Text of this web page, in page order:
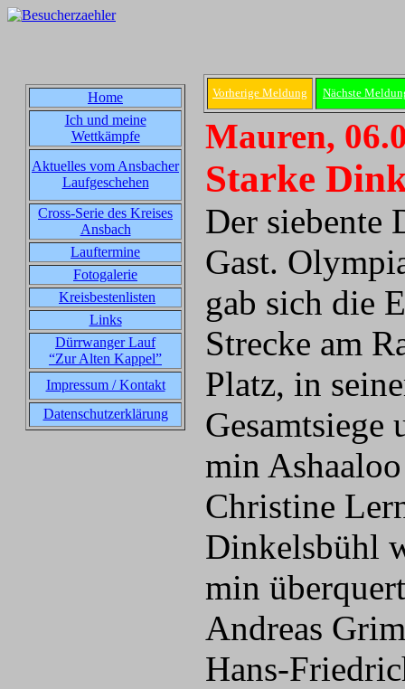
Home
Ich und meine
Wettkämpfe
Aktuelles vom Ansbacher
Laufgeschehen
Cross-Serie des Kreises
Ansbach
Lauftermine
Fotogalerie
Kreisbestenlisten
Links
Dürrwanger Lauf
“Zur Alten Kappel”
Impressum / Kontakt
Datenschutzerklärung
Vorherige Meldung Nächste
Mauren,
Starke
Der siebente
Gast.
gab sich die
Strecke am
Platz, in
Gesamtsiege
min
Christine
Dinkelsbühl
min
Andreas
Hans-